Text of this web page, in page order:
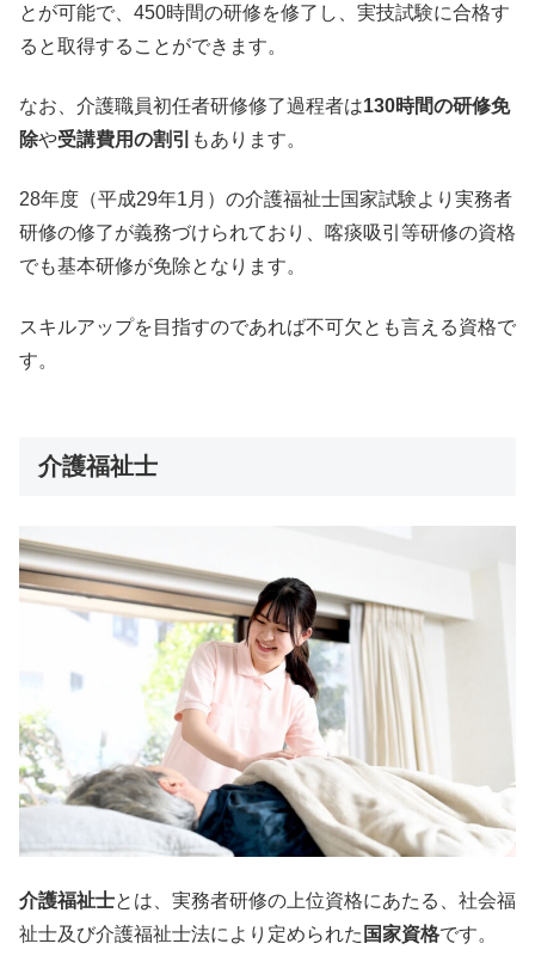
とが可能で、450時間の研修を修了し、実技試験に合格す
ると取得することができます。
なお、介護職員初任者研修修了過程者は130時間の研修免
除や受講費用の割引 もあります。
28年度（平成29年1月）の介護福祉士国家試験より実務者
研修の修了が義務づけられており、喀痰吸引等研修の資格
でも基本研修が免除となります。
スキルアップを目指すのであれば不可欠とも言える資格で
す。
介護福祉士
介護福祉士とは、実務者研修の上位資格にあたる、社会福
祉士及び介護福祉士法により定められた 国家資格です。